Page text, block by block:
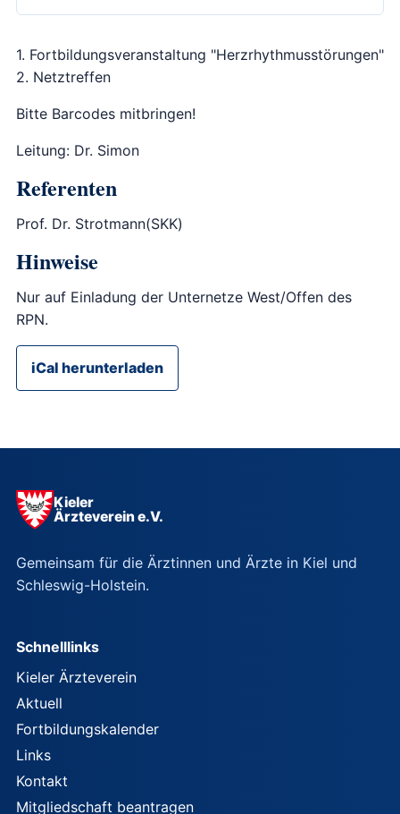
1. Fortbildungsveranstaltung "Herzrhythmusstörungen"
2. Netztreffen
Bitte Barcodes mitbringen!
Leitung: Dr. Simon
Referenten
Prof. Dr. Strotmann(SKK)
Hinweise
Nur auf Einladung der Unternetze West/Offen des
RPN.
iCal herunterladen
Kieler
Ärzteverein e.V.
Gemeinsam für die Ärztinnen und Ärzte in Kiel und
Schleswig-Holstein.
Schnelllinks
Kieler Ärzteverein
Aktuell
Fortbildungskalender
Links
Kontakt
Mitgliedschaft beantragen